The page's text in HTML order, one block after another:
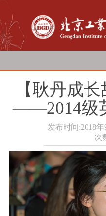
【耿丹成
――2014级
发布时间:2018年
次